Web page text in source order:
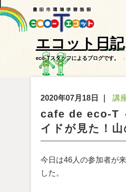
エコット日記
eco-Tスタッフによるブログです。
2020年07月18日 講
cafe de eco-T
イドが見た！山
今日は46人の参加者が
した。